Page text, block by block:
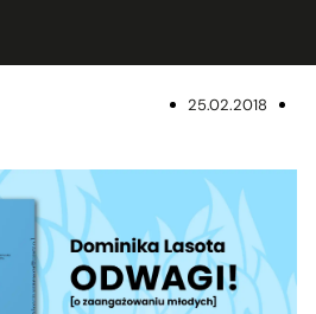
25.02.2018